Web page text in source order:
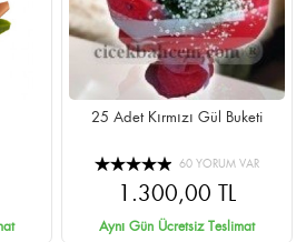
25 Adet Kırmızı Gül Buketi
60 YORUM VAR
1.300,00 TL
Aynı Gün Ücretsiz Teslimat